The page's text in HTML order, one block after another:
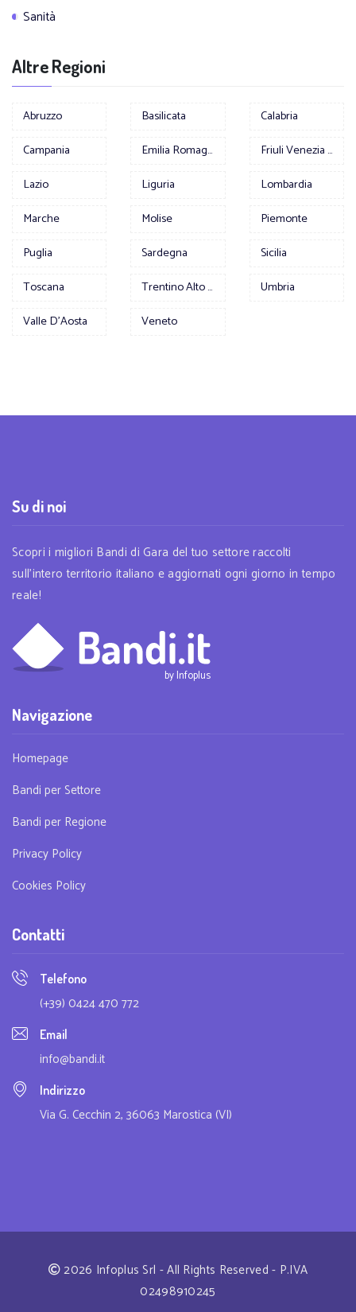
Sanità
Altre Regioni
Abruzzo Basilicata
Calabria
Campania
Emilia Romagna
Friuli Venezia Giulia
Lazio
Liguria
Lombardia
Marche
Molise
Piemonte
Puglia
Sardegna
Sicilia
Toscana
Trentino Alto Adige
Umbria
Valle D'Aosta
Veneto
Su di noi
Scopri i migliori Bandi di Gara del tuo settore raccolti
sull'intero territorio italiano e aggiornati ogni giorno in tempo
reale!
Navigazione
Homepage
Bandi per Settore
Bandi per Regione
Privacy Policy
Cookies Policy
Contatti
Telefono
(+39) 0424 470 772
Email
info@bandi.it
Indirizzo
Via G. Cecchin 2, 36063 Marostica (VI)
2026 Infoplus Srl - All Rights Reserved - P.IVA
02498910245